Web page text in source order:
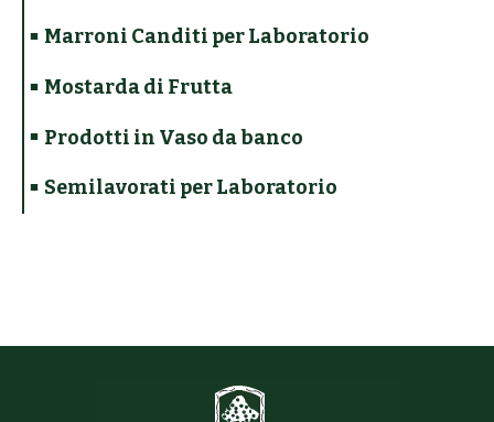
Marroni Canditi per Laboratorio
Mostarda di Frutta
Prodotti in Vaso da banco
Semilavorati per Laboratorio